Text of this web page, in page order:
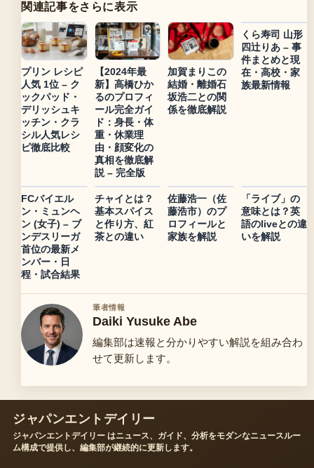
関連記事をさらに表示
プリン レシピ
人気 1位 – ク
ックパッド・
デリッシュキ
ッチン・クラ
シル人気レシ
ピ徹底比較
【2024年最
新】高橋ひか
るのプロフィ
ール完全ガイ
ド：身長・体
重・休業理
由・顔変化の
真相を徹底解
説 – 完全版
加賀まりこの
結婚・離婚石
坂浩二との関
係を徹底解説
くら寿司 山形
四辻りあ – 事
件まとめと現
在・高校・家
族最新情報
FCバイエル
ン・ミュンヘ
ン (女子) – ブ
ンデスリーガ
首位の最新メ
ンバー・日
程・試合結果
チャイとは？
基本スパイス
と作り方、紅
茶との違い
佐藤浩一（佐
藤浩市）のプ
ロフィールと
家族を解説
「ライブ」の
意味とは？英
語のliveとの違
いを解説
筆者情報
Daiki Yusuke Abe
編集部は速報と分かりやすい解説を組み合わ
せて更新します。
ジャパンエントデイリー
ジャパンエントデイリー はニュース、ガイド、分析をモダンなニュースルー
ム構成で提供し、編集部が継続的に更新します。